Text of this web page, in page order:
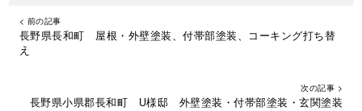
< 前の記事
長野県長和町 屋根・外壁塗装、付帯部塗装、コーキング打ち替
え
次の記事 >
長野県小県郡長和町 U様邸 外壁塗装・付帯部塗装・玄関塗装